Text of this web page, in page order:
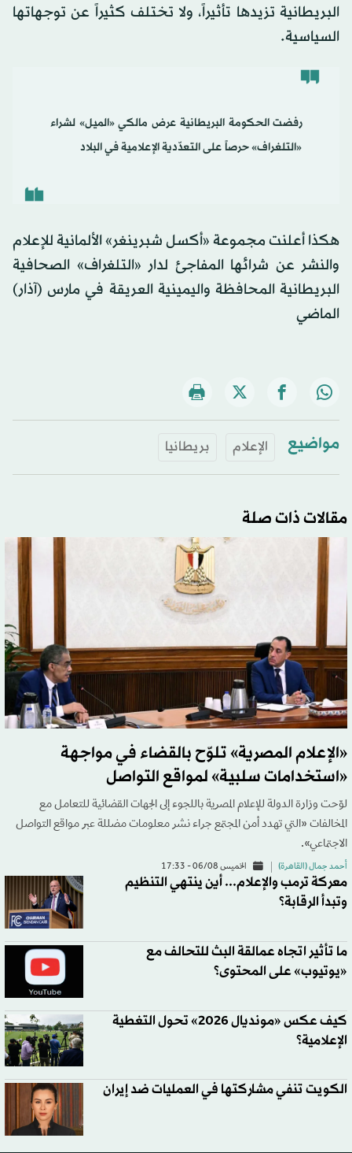
البريطانية تزيدها تأثيراً، ولا تختلف كثيراً عن توجهاتها
السياسية.
رفضت الحكومة البريطانية عرض مالكي «الميل» لشراء
«التلغراف» حرصاً على التعدّدية الإعلامية في البلاد
هكذا أعلنت مجموعة «أكسل شبرينغر» الألمانية للإعلام
والنشر عن شرائها المفاجئ لدار «التلغراف» الصحافية
البريطانية المحافظة واليمينية العريقة في مارس (آذار)
الماضي
مواضيع الإعلام بريطانيا
مقالات ذات صلة
«الإعلام المصرية» تلوّح بالقضاء في مواجهة
«استخدامات سلبية» لمواقع التواصل
لوّحت وزارة الدولة للإعلام المصرية باللجوء إلى الجهات القضائية للتعامل مع
المخالفات «التي تهدد أمن المجتمع جراء نشر معلومات مضللة عبر مواقع التواصل
الاجتماعي».
أحمد جمال (القاهرة) الخميس 06/08 - 17:33
معركة ترمب والإعلام... أين ينتهي التنظيم
وتبدأ الرقابة؟
ما تأثير اتجاه عمالقة البث للتحالف مع
«يوتيوب» على المحتوى؟
كيف عكس «مونديال 2026» تحول التغطية
الإعلامية؟
الكويت تنفي مشاركتها في العمليات ضد إيران